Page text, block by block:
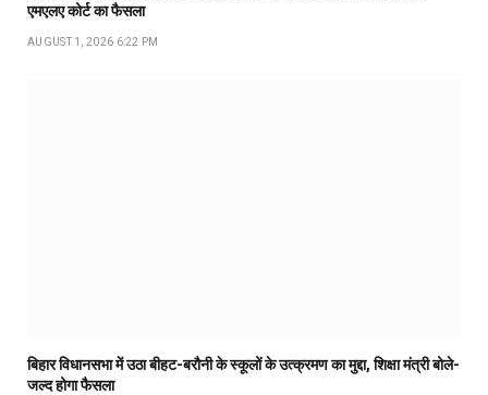
एमएलए कोर्ट का फैसला
AUGUST 1, 2026 6:22 PM
बिहार विधानसभा में उठा बीहट-बरौनी के स्कूलों के उत्क्रमण का मुद्दा, शिक्षा मंत्री बोले-
जल्द होगा फैसला